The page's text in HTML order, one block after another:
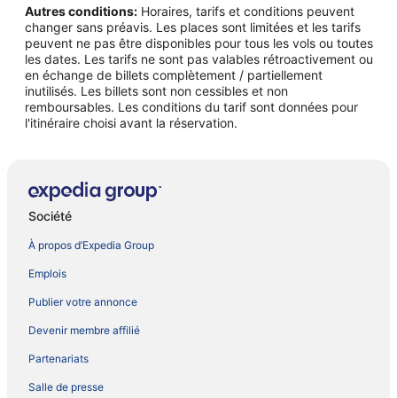
Autres conditions: Horaires, tarifs et conditions peuvent
changer sans préavis. Les places sont limitées et les tarifs
peuvent ne pas être disponibles pour tous les vols ou toutes
les dates. Les tarifs ne sont pas valables rétroactivement ou
en échange de billets complètement / partiellement
inutilisés. Les billets sont non cessibles et non
remboursables. Les conditions du tarif sont données pour
l'itinéraire choisi avant la réservation.
Société
À propos d’Expedia Group
Emplois
Publier votre annonce
Devenir membre affilié
Partenariats
Salle de presse